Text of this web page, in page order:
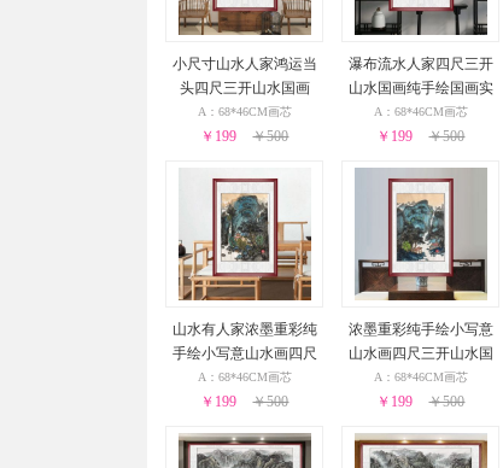
小尺寸山水人家鸿运当
头四尺三开山水国画
A：68*46CM画芯
￥199 ￥500
瀑布流水人家四尺三开
山水国画纯手绘国画实
木外框
A：68*46CM画芯
￥199 ￥500
山水有人家浓墨重彩纯
手绘小写意山水画四尺
三开山水国画实木外框
A：68*46CM画芯
￥199 ￥500
浓墨重彩纯手绘小写意
山水画四尺三开山水国
画实木外框
A：68*46CM画芯
￥199 ￥500